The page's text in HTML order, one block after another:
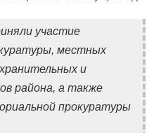
участие
местных
и
района, а также
прокуратуры
Собчак - вот что нашлось в